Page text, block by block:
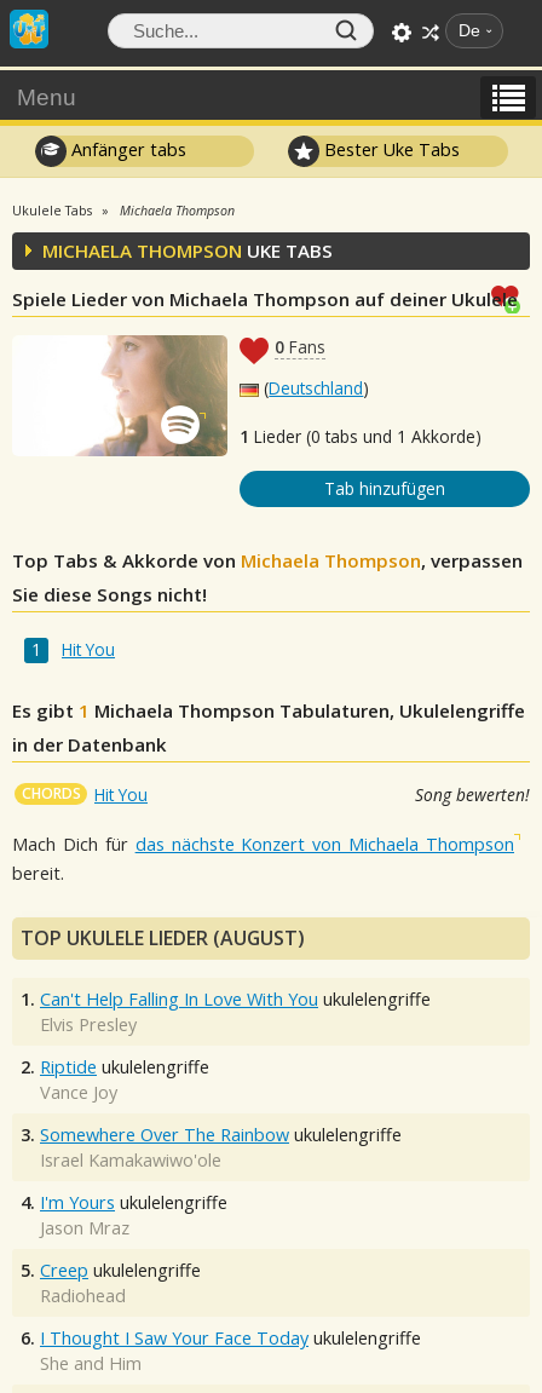
De
Menu
Anfänger tabs Bester Uke Tabs
Ukulele Tabs Michaela Thompson
MICHAELA THOMPSON UKE TABS
Spiele Lieder von Michaela Thompson auf deiner Ukulele
0 Fans
(Deutschland)
1 Lieder (0 tabs und 1 Akkorde)
Tab hinzufügen
Top Tabs & Akkorde von Michaela Thompson, verpassen
Sie diese Songs nicht!
Hit You
Es gibt 1 Michaela Thompson Tabulaturen, Ukulelengriffe
in der Datenbank
CHORDS Hit You Song bewerten!
Mach Dich für das nächste Konzert von Michaela Thompson
bereit.
TOP UKULELE LIEDER (AUGUST)
1. Can't Help Falling In Love With You ukulelengriffe
Elvis Presley
2. Riptide ukulelengriffe
Vance Joy
3. Somewhere Over The Rainbow ukulelengriffe
Israel Kamakawiwo'ole
4. I'm Yours ukulelengriffe
Jason Mraz
5. Creep ukulelengriffe
Radiohead
6. I Thought I Saw Your Face Today ukulelengriffe
She and Him